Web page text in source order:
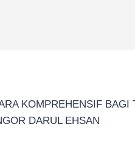
KOMPREHENSIF BAGI
DARUL EHSAN